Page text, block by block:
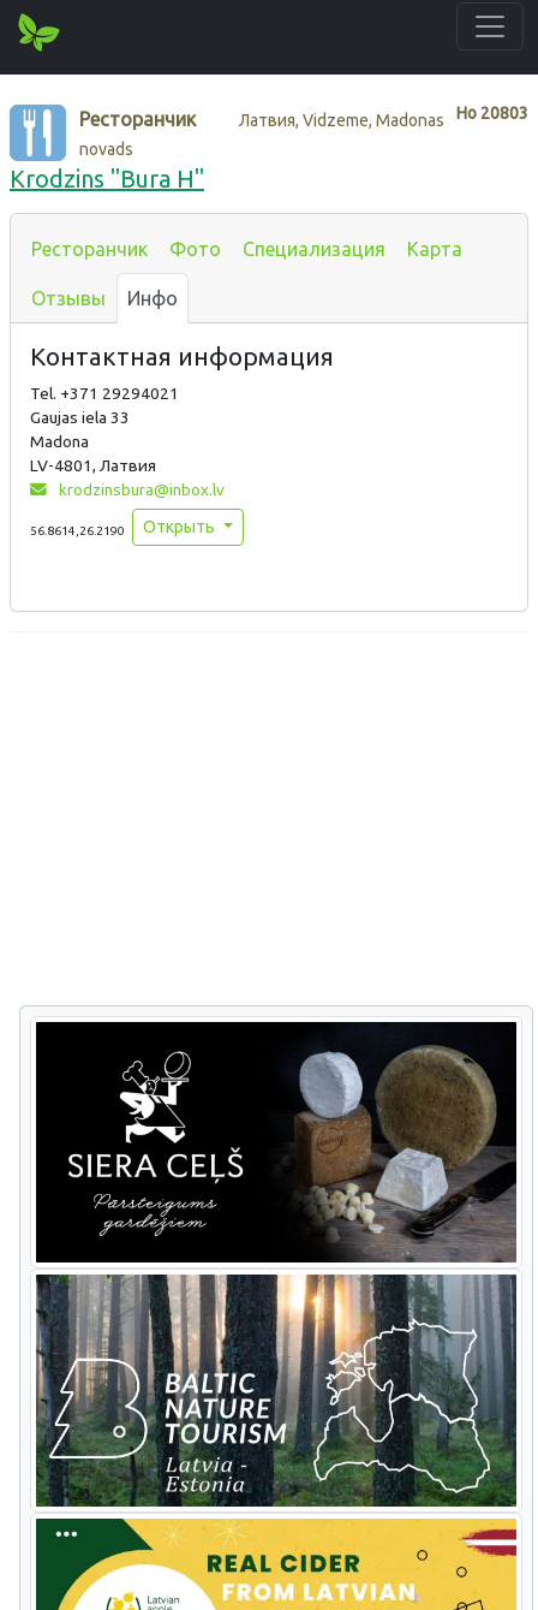
Нo 20803
Ресторанчик
Латвия, Vidzeme, Madonas
novads
Krodzins "Bura H"
Ресторанчик Фото Специализация Карта
Отзывы Инфо
Контактная информация
Tel. +371 29294021
Gaujas iela 33
Madona
LV-4801, Латвия
krodzinsbura@inbox.lv
56.8614,26.2190 Открыть